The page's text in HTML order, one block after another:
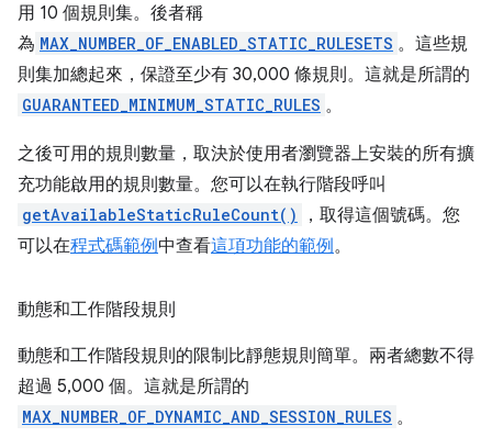
用 10 個規則集。後者稱
為 MAX_NUMBER_OF_ENABLED_STATIC_RULESETS 。這些規
則集加總起來，保證至少有 30,000 條規則。這就是所謂的
GUARANTEED_MINIMUM_STATIC_RULES 。
之後可用的規則數量，取決於使用者瀏覽器上安裝的所有擴
充功能啟用的規則數量。您可以在執行階段呼叫
getAvailableStaticRuleCount()
，取得這個號碼。您
可以在程式碼範例中查看這項功能的範例。
動態和工作階段規則
動態和工作階段規則的限制比靜態規則簡單。兩者總數不得
超過 5,000 個。這就是所謂的
MAX_NUMBER_OF_DYNAMIC_AND_SESSION_RULES 。